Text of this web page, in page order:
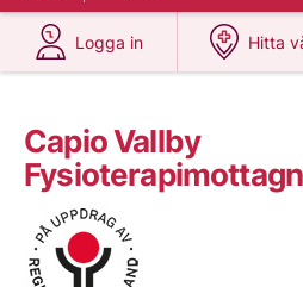
Logga in
på 1177.se
Hitta
på
Capio Vallby